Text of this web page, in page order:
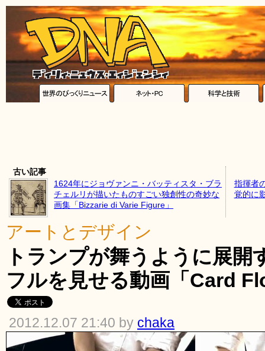
古い記事
1624年にジョヴァンニ・バッティスタ・ブラ
チェルリが描いたものすごい独創性の奇妙な
画集「Bizzarie di Varie Figure」
指揮者
覚的に
アートとデザイン
トランプが舞うように展開
フルを見せる動画「Card
2012.12.07 21:40 by chaka